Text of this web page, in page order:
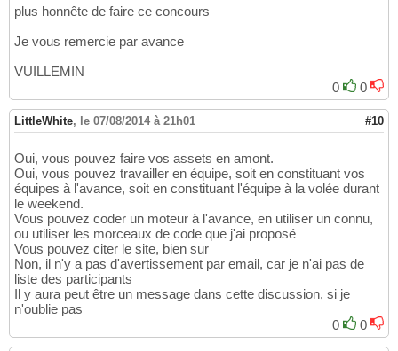
plus honnête de faire ce concours
Je vous remercie par avance
VUILLEMIN
0
0
LittleWhite, le 07/08/2014 à 21h01 #10
Oui, vous pouvez faire vos assets en amont.
Oui, vous pouvez travailler en équipe, soit en constituant vos
équipes à l'avance, soit en constituant l'équipe à la volée durant
le weekend.
Vous pouvez coder un moteur à l'avance, en utiliser un connu,
ou utiliser les morceaux de code que j'ai proposé
Vous pouvez citer le site, bien sur
Non, il n'y a pas d'avertissement par email, car je n'ai pas de
liste des participants
Il y aura peut être un message dans cette discussion, si je
n'oublie pas
0
0